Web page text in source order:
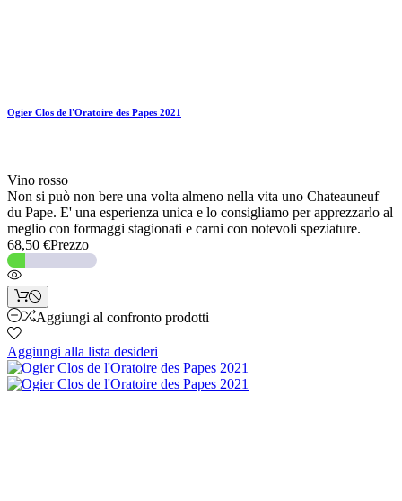
Ogier Clos de l'Oratoire des Papes 2021
Vino rosso
Non si può non bere una volta almeno nella vita uno Chateauneuf
du Pape. E' una esperienza unica e lo consigliamo per apprezzarlo al
meglio con formaggi stagionati e carni con notevoli speziature.
68,50 €Prezzo
Aggiungi al confronto prodotti
Aggiungi alla lista desideri